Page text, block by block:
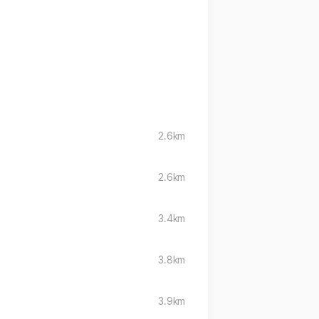
2.6km
2.6km
3.4km
3.8km
3.9km